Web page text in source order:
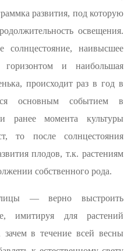
развития, под которую
освещения.
солнцестояние, наивысшее
и наибольшая
происходит раз в год в
основным событием в
ранее момента культуры
то после солнцестояния
плодов, т.к. растениям
собственного рода.
— верно выстроить
имитируя для растений
в течение всей весны